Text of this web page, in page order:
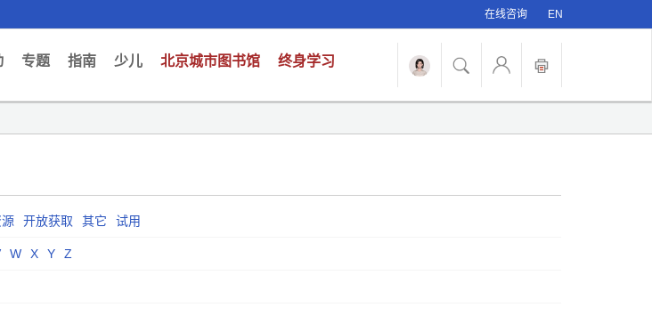
在线咨询 EN
专题 指南 少儿 北京城市图书馆 终身学习
开放获取 其它 试用
W X Y Z